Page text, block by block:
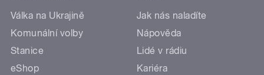
Válka na Ukrajině
Komunální volby
Stanice
eShop
Jak nás naladíte
Nápověda
Lidé v rádiu
Kariéra